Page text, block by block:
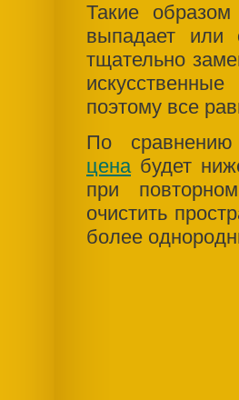
Такие
выпадает или
тщательно
поэтому все
По
цена будет
при
очистить
более